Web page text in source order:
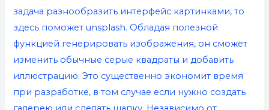
задача разнообразить интерфейс картинками, то
здесь поможет unsplash. Обладая полезной
функцией генерировать изображения, он сможет
изменить обычные серые квадраты и добавить
иллюстрацию. Это существенно экономит время
при разработке, в том случае если нужно создать